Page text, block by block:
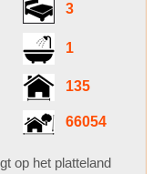
3
1
135
66054
op het platteland